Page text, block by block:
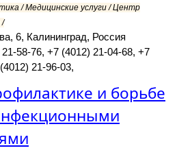
/ Медицинские услуги / Центр
/
6, Калининград, Россия
58-76, +7 (4012) 21-04-68, +7
21-96-03,
и борьбе